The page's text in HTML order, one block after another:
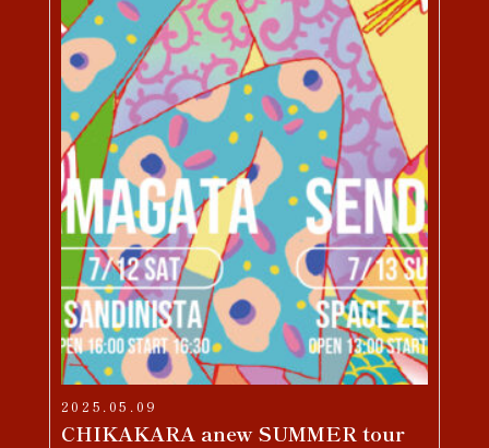
2025.05.09
CHIKAKARA anew SUMMER tour